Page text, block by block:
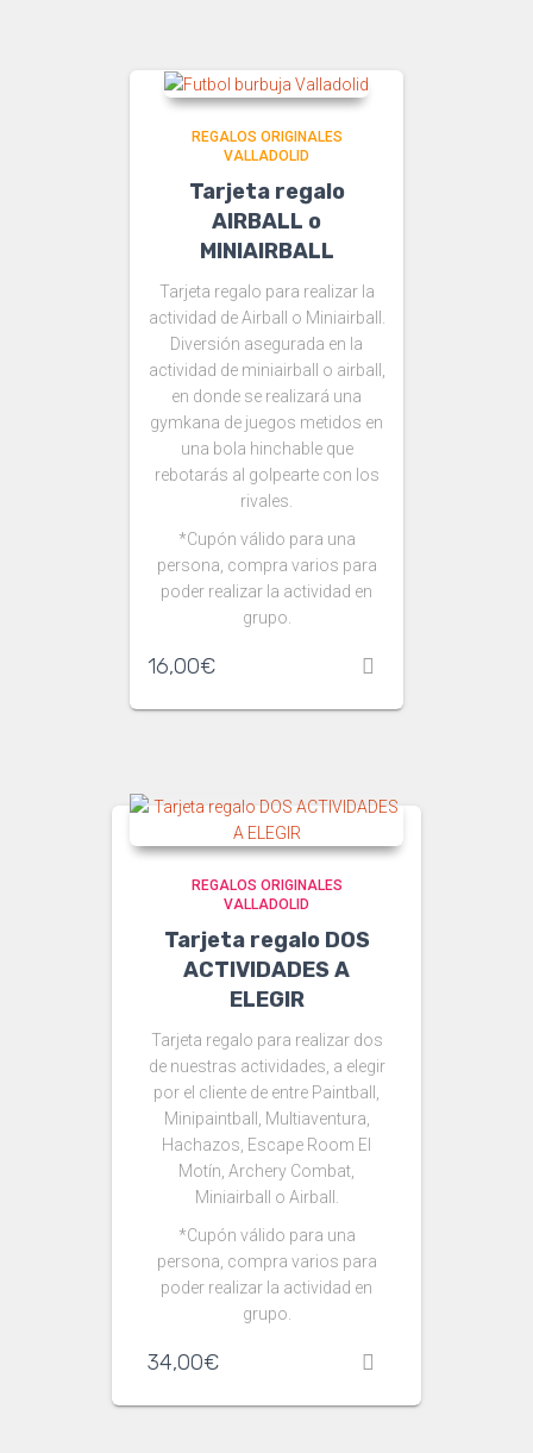
REGALOS ORIGINALES
VALLADOLID
Tarjeta regalo
AIRBALL o
MINIAIRBALL
Tarjeta regalo para realizar la
actividad de Airball o Miniairball.
Diversión asegurada en la
actividad de miniairball o airball,
en donde se realizará una
gymkana de juegos metidos en
una bola hinchable que
rebotarás al golpearte con los
rivales.
*Cupón válido para una
persona, compra varios para
poder realizar la actividad en
grupo.
16,00€
REGALOS ORIGINALES
VALLADOLID
Tarjeta regalo DOS
ACTIVIDADES A
ELEGIR
Tarjeta regalo para realizar dos
de nuestras actividades, a elegir
por el cliente de entre Paintball,
Minipaintball, Multiaventura,
Hachazos, Escape Room El
Motín, Archery Combat,
Miniairball o Airball.
*Cupón válido para una
persona, compra varios para
poder realizar la actividad en
grupo.
34,00€